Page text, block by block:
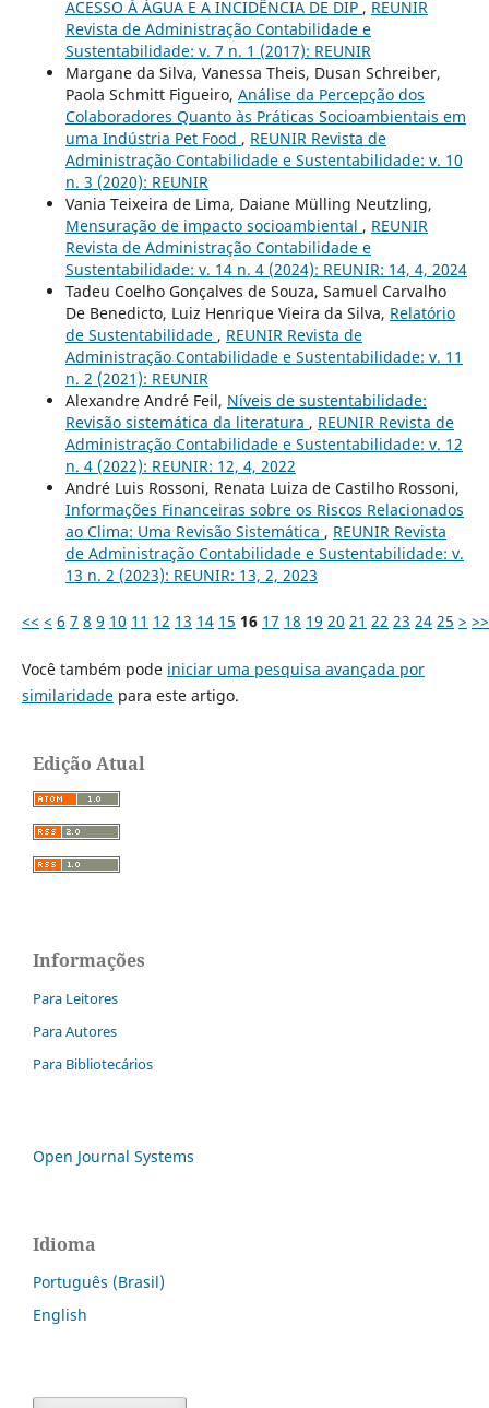
ACESSO À ÁGUA E A INCIDÊNCIA DE DIP , REUNIR
Revista de Administração Contabilidade e
Sustentabilidade: v. 7 n. 1 (2017): REUNIR
Margane da Silva, Vanessa Theis, Dusan Schreiber,
Paola Schmitt Figueiro, Análise da Percepção dos
Colaboradores Quanto às Práticas Socioambientais em
uma Indústria Pet Food , REUNIR Revista de
Administração Contabilidade e Sustentabilidade: v. 10
n. 3 (2020): REUNIR
Vania Teixeira de Lima, Daiane Mülling Neutzling,
Mensuração de impacto socioambiental , REUNIR
Revista de Administração Contabilidade e
Sustentabilidade: v. 14 n. 4 (2024): REUNIR: 14, 4, 2024
Tadeu Coelho Gonçalves de Souza, Samuel Carvalho
De Benedicto, Luiz Henrique Vieira da Silva, Relatório
de Sustentabilidade , REUNIR Revista de
Administração Contabilidade e Sustentabilidade: v. 11
n. 2 (2021): REUNIR
Alexandre André Feil, Níveis de sustentabilidade:
Revisão sistemática da literatura , REUNIR Revista de
Administração Contabilidade e Sustentabilidade: v. 12
n. 4 (2022): REUNIR: 12, 4, 2022
André Luis Rossoni, Renata Luiza de Castilho Rossoni,
Informações Financeiras sobre os Riscos Relacionados
ao Clima: Uma Revisão Sistemática , REUNIR Revista
de Administração Contabilidade e Sustentabilidade: v.
13 n. 2 (2023): REUNIR: 13, 2, 2023
<< < 6 7 8 9 10 11 12 13 14 15 16 17 18 19 20 21 22 23 24 25 > >>
Você também pode iniciar uma pesquisa avançada por
similaridadepara este artigo.
Edição Atual
Informações
Para Leitores
Para Autores
Para Bibliotecários
Open Journal Systems
Idioma
Português (Brasil)
English